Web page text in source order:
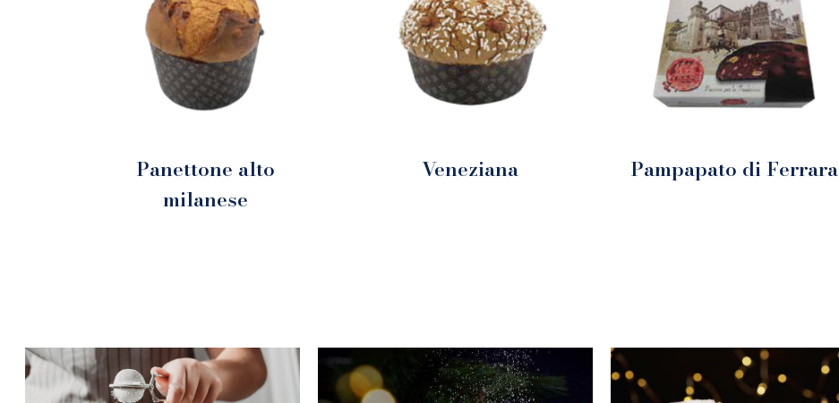
Panettone alto
milanese
Veneziana Pampapato di Ferrara